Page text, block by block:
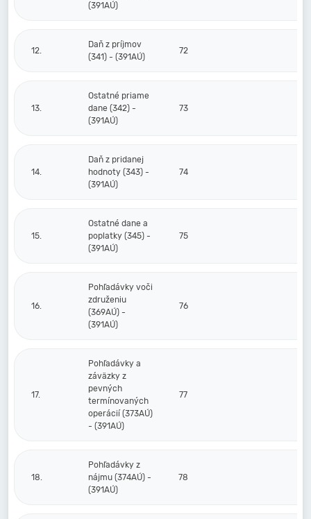
(391AÚ)
12.
Daň z príjmov
(341) - (391AÚ)
72
13.
Ostatné priame
dane (342) -
(391AÚ)
73
14.
Daň z pridanej
hodnoty (343) -
(391AÚ)
74
15.
Ostatné dane a
poplatky (345) -
(391AÚ)
75
16.
Pohľadávky voči
združeniu
(369AÚ) -
(391AÚ)
76
17.
Pohľadávky a
záväzky z
pevných
termínovaných
operácií (373AÚ)
- (391AÚ)
77
18.
Pohľadávky z
nájmu (374AÚ) -
(391AÚ)
78